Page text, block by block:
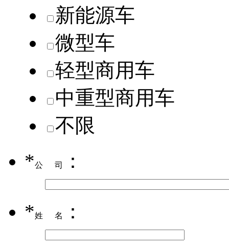
新能源车
微型车
轻型商用车
中重型商用车
不限
*公司 ：
*姓名 ：